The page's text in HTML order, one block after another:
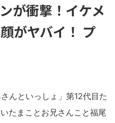
が衝撃！イケメ
がヤバイ！ プ
んといっしょ」第12代目た
たまことお兄さんこと福尾